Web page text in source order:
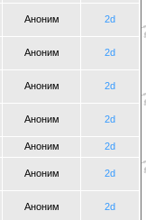
Аноним 2d
Аноним 2d
Аноним 2d
Аноним 2d
Аноним 2d
Аноним 2d
Аноним 2d